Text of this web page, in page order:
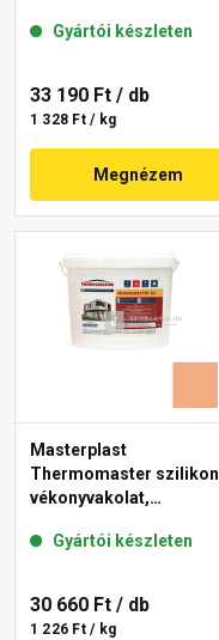
Gyártói készleten
33 190 Ft / db
1 328 Ft / kg
Megnézem
Masterplast
Thermomaster szilikon
vékonyvakolat,
11-C 25 kg
Gyártói készleten
30 660 Ft / db
1 226 Ft / kg